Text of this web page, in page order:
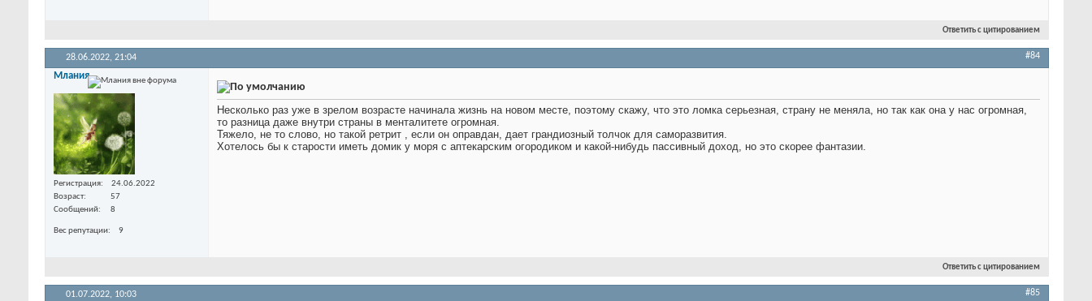
Ответить с цитированием
28.06.2022, 21:04 #84
Млания
Регистрация
24.06.2022
Возраст
57
Сообщений
8
Вес репутации 9
Несколько раз уже в зрелом возрасте начинала жизнь на новом месте, поэтому скажу, что это ломка серьезная, страну не меняла, но так как она у нас огромная,
то разница даже внутри страны в менталитете огромная.
Тяжело, не то слово, но такой ретрит , если он оправдан, дает грандиозный толчок для саморазвития.
Хотелось бы к старости иметь домик у моря с аптекарским огородиком и какой-нибудь пассивный доход, но это скорее фантазии.
Ответить с цитированием
01.07.2022, 10:03 #85